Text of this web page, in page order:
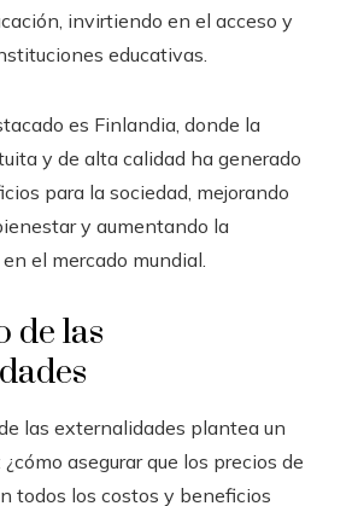
invirtiendo en el acceso y
educativas.
es Finlandia, donde la
y de alta calidad ha generado
para la sociedad, mejorando
y aumentando la
el mercado mundial.
de las
las externalidades plantea un
asegurar que los precios de
todos los costos y beneficios